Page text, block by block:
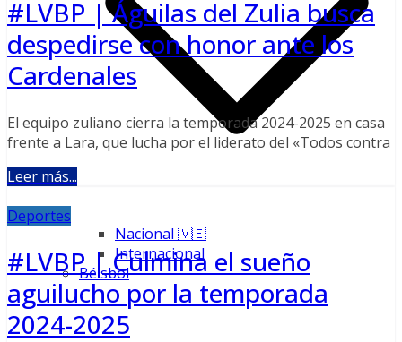
Nacional 🇻🇪
Internacional
Béisbol
#LVBP | Águilas del Zulia busca
despedirse con honor ante los
Cardenales
El equipo zuliano cierra la temporada 2024-2025 en casa
frente a Lara, que lucha por el liderato del «Todos contra
Leer más...
Deportes
#LVBP | Culmina el sueño
aguilucho por la temporada
2024-2025